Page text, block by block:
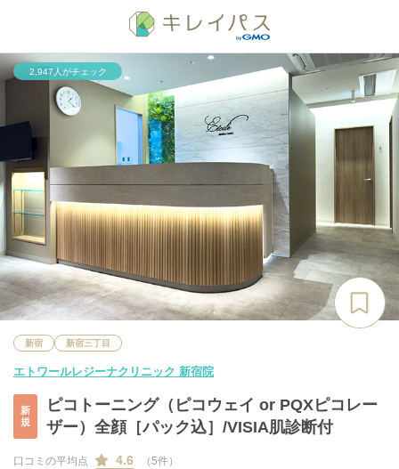
2,947人がチェック
新宿 新宿三丁目
エトワールレジーナクリニック 新宿院
新
規
ピコトーニング（ピコウェイ or PQXピコレー
ザー）全顔［パック込］/VISIA肌診断付
口コミの平均点 4.6 （5件）